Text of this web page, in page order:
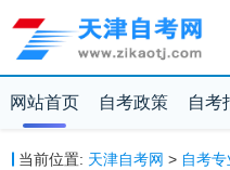
网站首页 自考政策 自考
当前位置: 天津自考网 > 自考专